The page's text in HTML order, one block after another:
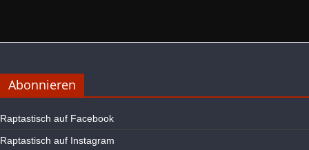
Abonnieren
Raptastisch auf Facebook
Raptastisch auf Instagram